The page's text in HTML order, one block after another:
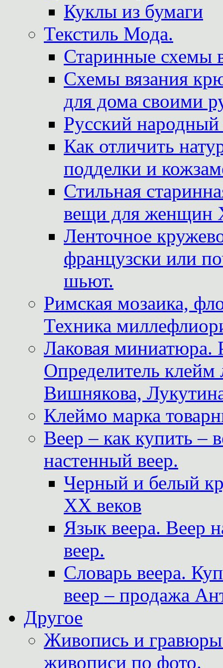
Куклы из бумаги
Текстиль Мода.
Старинные схемы
Схемы вязания
для дома своими
Русский
Как отличить
подделки и
Стильная
вещи для женщин
Ленточное
французски или
шьют.
Римская мозаика,
Техника
Лаковая миниатюра.
Определитель
Вишнякова,
Клеймо марка
Веер – как купить –
настенный веер.
Черный и белый
XX веков
Язык веера. Веер
веер.
Словарь веера.
веер – продажа
Другое
Живопись и
живописи по фото.